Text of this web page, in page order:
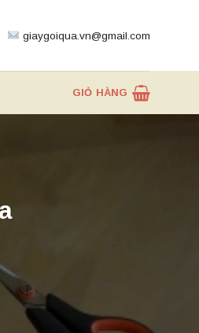
giaygoiqua.vn@gmail.com
GIỎ HÀNG